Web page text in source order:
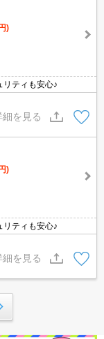
)
ティも安心♪
細を見る
)
ティも安心♪
細を見る